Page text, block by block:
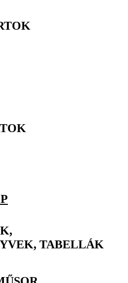
TABELLÁK